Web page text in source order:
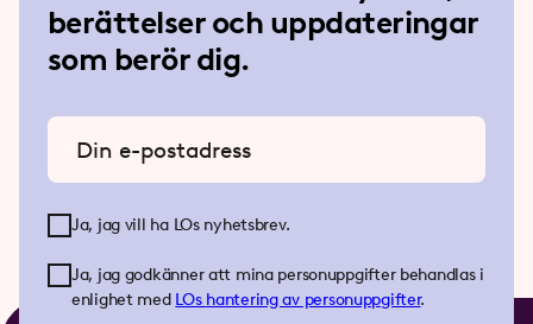
berättelser och uppdateringar
som berör dig.
Ange din e-postadress
Ja, jag vill ha LOs nyhetsbrev.
Ja, jag godkänner att mina personuppgifter behandlas i
enlighet med LOs hantering av personuppgifter.